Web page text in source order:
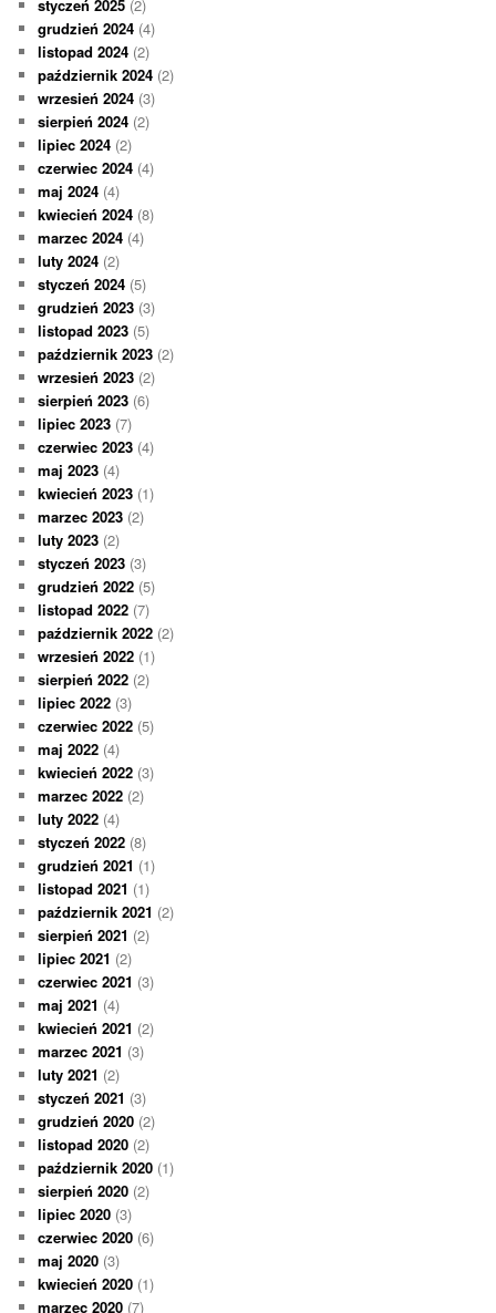
styczeń 2025 (2)
grudzień 2024 (4)
listopad 2024 (2)
październik 2024 (2)
wrzesień 2024 (3)
sierpień 2024 (2)
lipiec 2024 (2)
czerwiec 2024 (4)
maj 2024 (4)
kwiecień 2024 (8)
marzec 2024 (4)
luty 2024 (2)
styczeń 2024 (5)
grudzień 2023 (3)
listopad 2023 (5)
październik 2023 (2)
wrzesień 2023 (2)
sierpień 2023 (6)
lipiec 2023 (7)
czerwiec 2023 (4)
maj 2023 (4)
kwiecień 2023 (1)
marzec 2023 (2)
luty 2023 (2)
styczeń 2023 (3)
grudzień 2022 (5)
listopad 2022 (7)
październik 2022 (2)
wrzesień 2022 (1)
sierpień 2022 (2)
lipiec 2022 (3)
czerwiec 2022 (5)
maj 2022 (4)
kwiecień 2022 (3)
marzec 2022 (2)
luty 2022 (4)
styczeń 2022 (8)
grudzień 2021 (1)
listopad 2021 (1)
październik 2021 (2)
sierpień 2021 (2)
lipiec 2021 (2)
czerwiec 2021 (3)
maj 2021 (4)
kwiecień 2021 (2)
marzec 2021 (3)
luty 2021 (2)
styczeń 2021 (3)
grudzień 2020 (2)
listopad 2020 (2)
październik 2020 (1)
sierpień 2020 (2)
lipiec 2020 (3)
czerwiec 2020 (6)
maj 2020 (3)
kwiecień 2020 (1)
marzec 2020 (7)